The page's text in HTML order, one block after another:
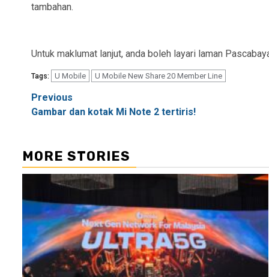
tambahan.
Untuk maklumat lanjut, anda boleh layari laman
Tags: U Mobile U Mobile New Share 20 Member Line
Post
navigation
Previous
Gambar dan kotak Mi Note 2 tertiris!
MORE STORIES